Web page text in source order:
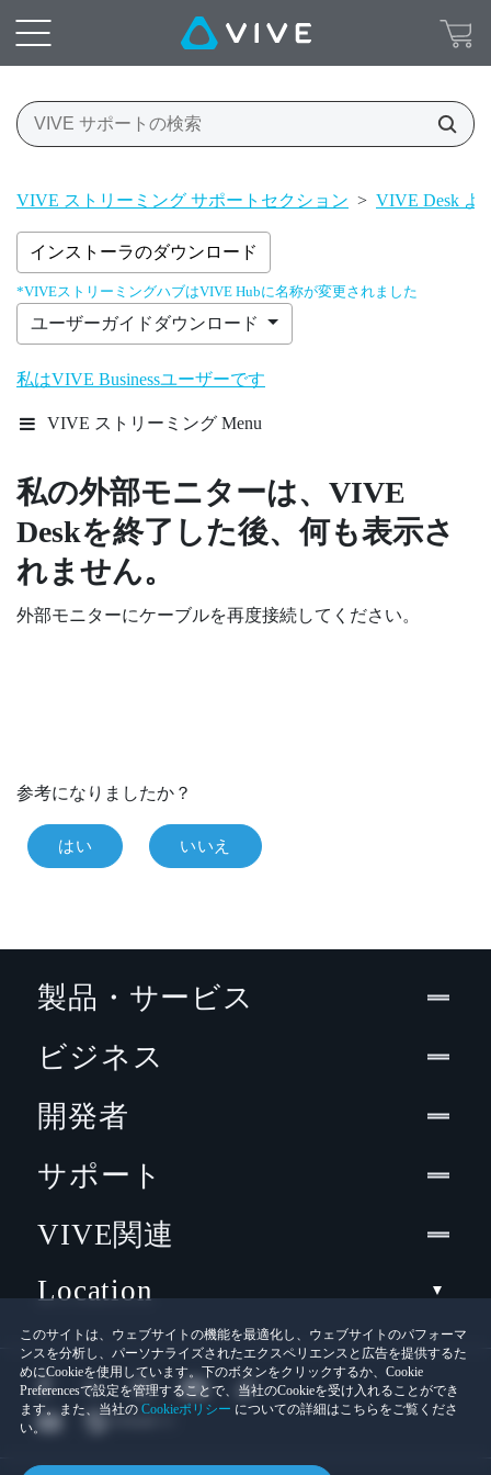
VIVE ストリーミング サポートセクション > VIVE Desk よ
インストーラのダウンロード
*VIVEストリーミングハブはVIVE Hubに名称が変更されました
ユーザーガイドダウンロード
私はVIVE Businessユーザーです
VIVE ストリーミング Menu
私の外部モニターは、 VIVE
Deskを終了した後、何も表示さ
れません。
外部モニターにケーブルを再度接続してください。
参考になりましたか？
はい いいえ
このサイトは、ウェブサイトの機能を最適化し、ウェブサイトのパフォーマ
ンスを分析し、パーソナライズされたエクスペリエンスと広告を提供するた
めにCookieを使用しています。下のボタンをクリックするか、Cookie
Preferencesで設定を管理することで、当社のCookieを受け入れることができ
ます。また、当社の Cookieポリシー についての詳細はこちらをご覧くださ
い。
製品・サービス
ビジネス
開発者
サポート
VIVE関連
Location